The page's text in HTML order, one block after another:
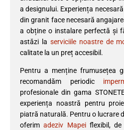
a designului. Experiența
din granit face necesară
a obține o instalare perfectă și
astăzi la serviciile noastre de
calitate la un preț accesibil.
Pentru a menține frumusețea
recomandăm periodic
profesionale din gama
experiența noastră pentru
piatră naturală. Pentru o lucrare
oferimadeziv Mapeiflexibil, de